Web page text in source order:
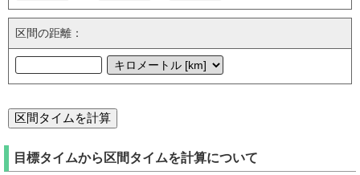
区間の距離：
目標タイムから区間タイムを計算について